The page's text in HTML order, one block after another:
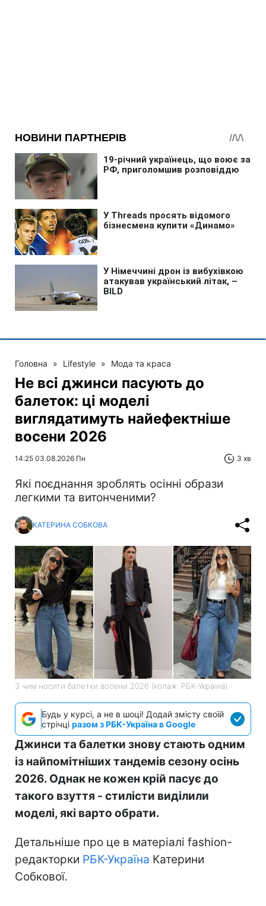
Головна » Lifestyle » Мода та краса
Не всі джинси пасують до
балеток: ці моделі
виглядатимуть найефектніше
восени 2026
14:25 03.08.2026 Пн 3 хв
Які поєднання зроблять осінні образи
легкими та витонченими?
КАТЕРИНА СОБКОВА
З чим носити балетки восени 2026 (колаж: РБК-Україна)
Будь у курсі, а не в шоці! Додай змісту своїй
стрічці разом з РБК-Україна в Google
Джинси та балетки знову стають одним
із найпомітніших тандемів сезону осінь
2026. Однак не кожен крій пасує до
такого взуття - стилісти виділили
моделі, які варто обрати.
Детальніше про це в матеріалі fashion-
редакторки РБК-Україна Катерини
Собкової.